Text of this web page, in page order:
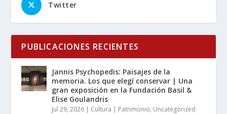
Twitter
PUBLICACIONES RECIENTES
Jannis Psychopedis: Paisajes de la
memoria. Los que elegí conservar | Una
gran exposición en la Fundación Basil &
Elise Goulandris
Jul 29, 2026 | Cultura | Patrimonio, Uncategorized